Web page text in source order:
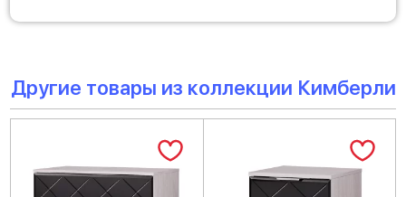
Другие товары из коллекции Кимберли